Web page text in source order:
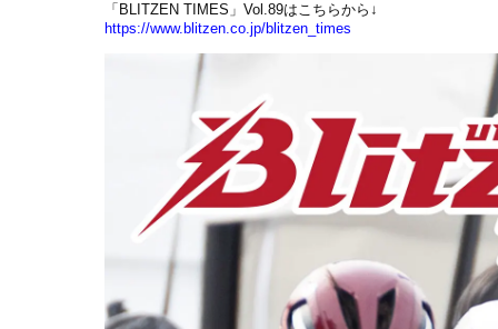
「BLITZEN TIMES」Vol.89はこちらから↓
https://www.blitzen.co.jp/blitzen_times